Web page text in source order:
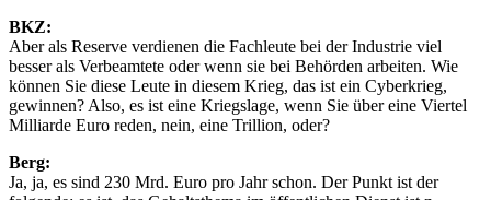
BKZ:
Aber als Reserve verdienen die Fachleute bei der Industrie viel
besser als Verbeamtete oder wenn sie bei Behörden arbeiten. Wie
können Sie diese Leute in diesem Krieg, das ist ein Cyberkrieg,
gewinnen? Also, es ist eine Kriegslage, wenn Sie über eine Viertel
Milliarde Euro reden, nein, eine Trillion, oder?
Berg:
Ja, ja, es sind 230 Mrd. Euro pro Jahr schon. Der Punkt ist der